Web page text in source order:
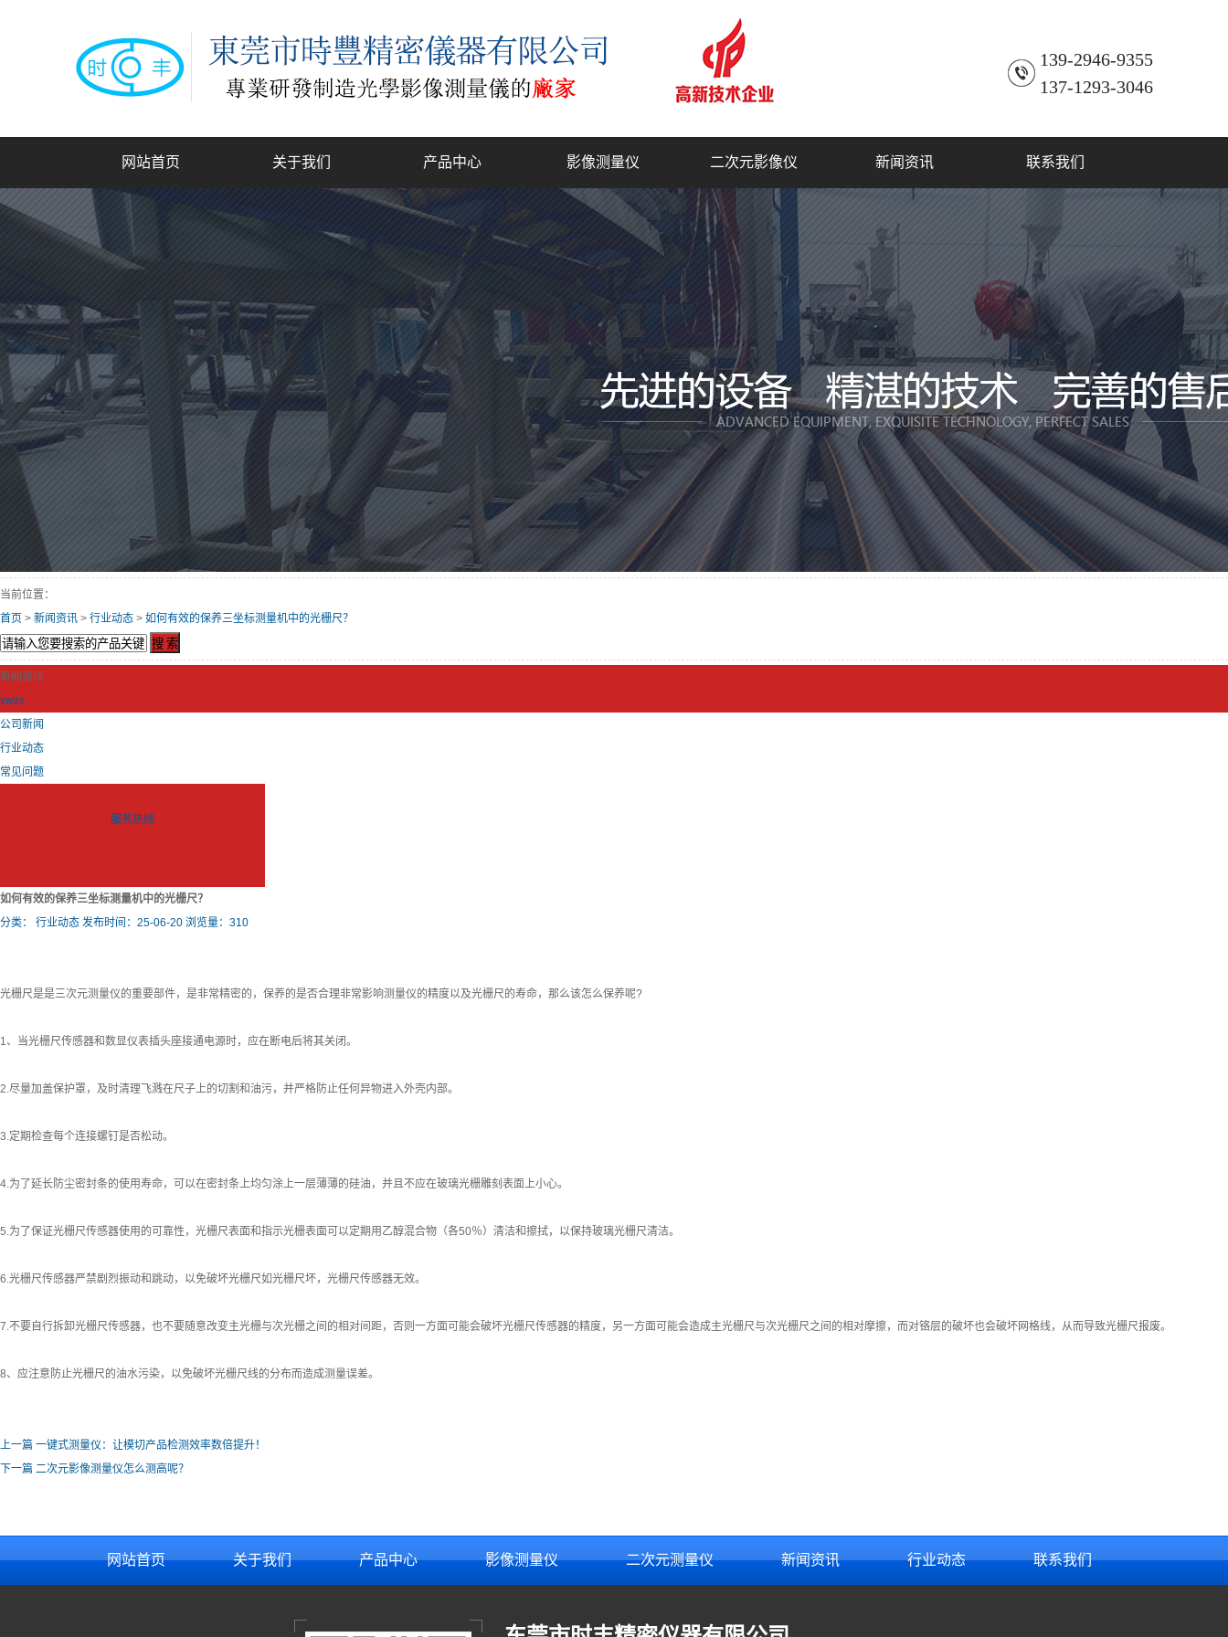
139-2946-9355
137-1293-3046
网站首页 关于我们
公司简介
联系我们
产品中心
复合式2.5D测量仪
工具显微镜
龙门结构影像测量仪
全自动影像测量仪
手动型二次元影像测量仪
一键式快速测量仪
影像测量仪 二次元影像仪 新闻资讯
公司新闻
行业动态
常见问题
联系我们
联系方式
当前位置：
首页 > 新闻资讯 > 行业动态 > 如何有效的保养三坐标测量机中的光栅尺？
新闻资讯
xwzx
公司新闻
行业动态
常见问题
服务热线
如何有效的保养三坐标测量机中的光栅尺？
分类： 行业动态 发布时间：25-06-20 浏览量：310
光栅尺是是三次元测量仪的重要部件，是非常精密的，保养的是否合理非常影响测量仪的精度以及光栅尺的寿命，那么该怎么保养呢?
1、当光栅尺传感器和数显仪表插头座接通电源时，应在断电后将其关闭。
2.尽量加盖保护罩，及时清理飞溅在尺子上的切割和油污，并严格防止任何异物进入外壳内部。
3.定期检查每个连接螺钉是否松动。
4.为了延长防尘密封条的使用寿命，可以在密封条上均匀涂上一层薄薄的硅油，并且不应在玻璃光栅雕刻表面上小心。
5.为了保证光栅尺传感器使用的可靠性，光栅尺表面和指示光栅表面可以定期用乙醇混合物（各50％）清洁和擦拭，以保持玻璃光栅尺清洁。
6.光栅尺传感器严禁剧烈振动和跳动，以免破坏光栅尺如光栅尺坏，光栅尺传感器无效。
7.不要自行拆卸光栅尺传感器，也不要随意改变主光栅与次光栅之间的相对间距，否则一方面可能会破坏光栅尺传感器的精度，另一方面可能会造成主光栅尺与次光栅尺之间的相对摩擦，而对铬层的破坏也会破坏网格线，从而导致光栅尺报废。
8、应注意防止光栅尺的油水污染，以免破坏光栅尺线的分布而造成测量误差。
上一篇 一键式测量仪：让模切产品检测效率数倍提升！
下一篇 二次元影像测量仪怎么测高呢？
网站首页 关于我们 产品中心 影像测量仪 二次元测量仪 新闻资讯 行业动态 联系我们